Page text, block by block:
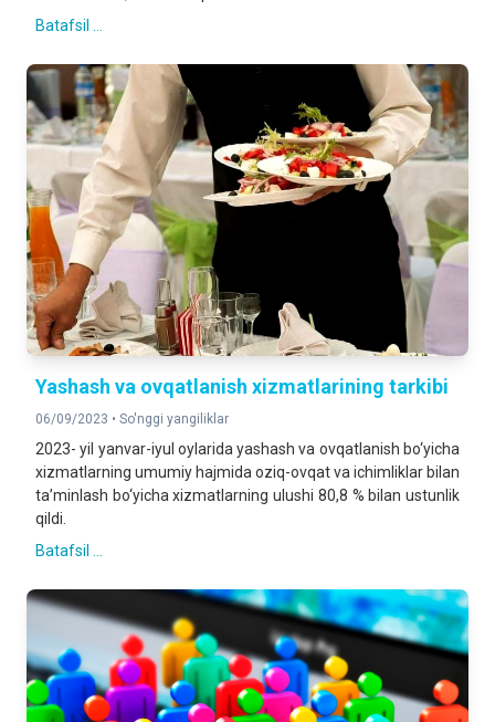
Batafsil ...
Yashash va ovqatlanish xizmatlarining tarkibi
06/09/2023 • So'nggi yangiliklar
2023- yil yanvar-iyul oylarida yashash va ovqatlanish bo‘yicha
xizmatlarning umumiy hajmida oziq-ovqat va ichimliklar bilan
ta’minlash bo‘yicha xizmatlarning ulushi 80,8 % bilan ustunlik
qildi.
Batafsil ...